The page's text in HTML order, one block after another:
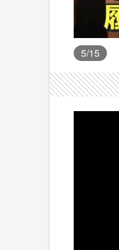
5/15